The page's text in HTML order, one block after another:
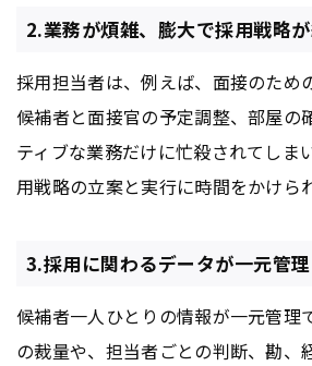
2.業務が煩雑、膨大で採用戦略
採用担当者は、例えば、面接のため
候補者と面接官の予定調整、部屋の
ティブな業務だけに忙殺されてしま
用戦略の立案と実行に時間をかけら
3.採用に関わるデータが一元管
候補者一人ひとりの情報が一元管理
の裁量や、担当者ごとの判断、勘、